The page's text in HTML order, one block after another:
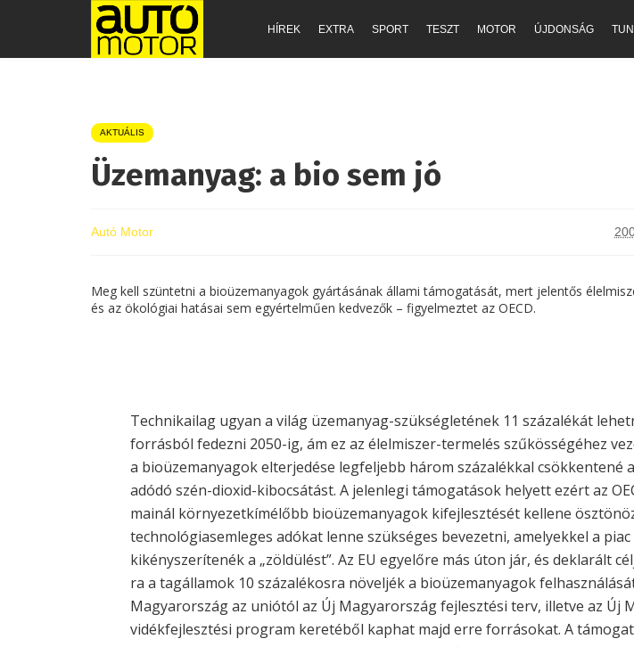
HÍREK EXTRA SPORT TESZT MOTOR ÚJDONSÁG
AKTUÁLIS
Üzemanyag: a bio sem jó
Autó Motor
Meg kell szüntetni a bioüzemanyagok gyártásának állami támogatását, mert jelentős
és az ökológiai hatásai sem egyértelműen kedvezők – figyelmeztet az OECD.
Technikailag ugyan a világ üzemanyag-szükségletének 11 százalékát
forrásból fedezni 2050-ig, ám ez az élelmiszer-termelés szűkösségéhez
a bioüzemanyagok elterjedése legfeljebb három százalékkal csökkentené
adódó szén-dioxid-kibocsátást. A jelenlegi támogatások helyett ezért az
mainál környezetkímélőbb bioüzemanyagok kifejlesztését kellene
technológiasemleges adókat lenne szükséges bevezetni, amelyekkel a
kikényszerítenék a „zöldülést”. Az EU egyelőre más úton jár, és deklarált
ra a tagállamok 10 százalékosra növeljék a bioüzemanyagok
Magyarország az uniótól az Új Magyarország fejlesztési terv, illetve az Új
vidékfejlesztési program keretéből kaphat majd erre forrásokat. A